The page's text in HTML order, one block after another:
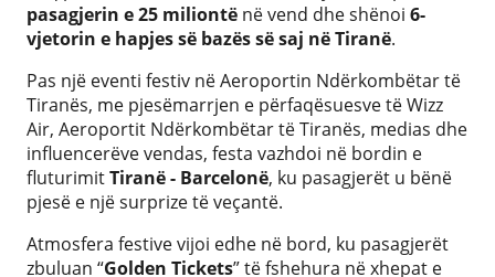
pasagjerin e 25 miliontë në vend dhe shënoi 6-
vjetorin e hapjes së bazës së saj në Tiranë.
Pas një eventi festiv në Aeroportin Ndërkombëtar të
Tiranës, me pjesëmarrjen e përfaqësuesve të Wizz
Air, Aeroportit Ndërkombëtar të Tiranës, medias dhe
influencerëve vendas, festa vazhdoi në bordin e
fluturimitTiranë - Barcelonë, ku pasagjerët u bënë
pjesë e një surprize të veçantë.
Atmosfera festive vijoi edhe në bord, ku pasagjerët
zbuluan “Golden Tickets” të fshehura në xhepat e